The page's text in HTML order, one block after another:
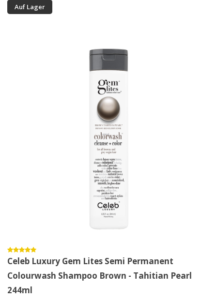
Auf Lager
Celeb Luxury Gem Lites Semi Permanent
Colourwash Shampoo Brown - Tahitian Pearl
244ml